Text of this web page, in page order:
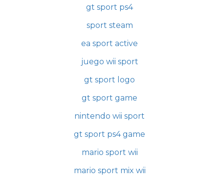
gt sport ps4
sport steam
ea sport active
juego wii sport
gt sport logo
gt sport game
nintendo wii sport
gt sport ps4 game
mario sport wii
mario sport mix wii